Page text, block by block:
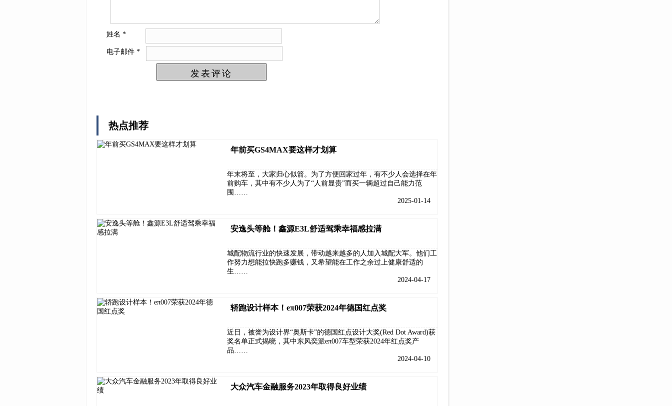
姓名 *
电子邮件 *
热点推荐
年前买GS4MAX要这样才划算
年末将至，大家归心似箭。为了方便回家过年，有不少人会选择在年
前购车，其中有不少人为了“人前显贵”而买一辆超过自己能力范
围……
2025-01-14
安逸头等舱！鑫源E3L舒适驾乘幸福感拉满
城配物流行业的快速发展，带动越来越多的人加入城配大军。他们工
作努力想能拉快跑多赚钱，又希望能在工作之余过上健康舒适的
生……
2024-04-17
轿跑设计样本！eπ007荣获2024年德国红点奖
近日，被誉为设计界“奥斯卡”的德国红点设计大奖(Red Dot Award)获
奖名单正式揭晓，其中东风奕派eπ007车型荣获2024年红点奖产
品……
2024-04-10
大众汽车金融服务2023年取得良好业绩